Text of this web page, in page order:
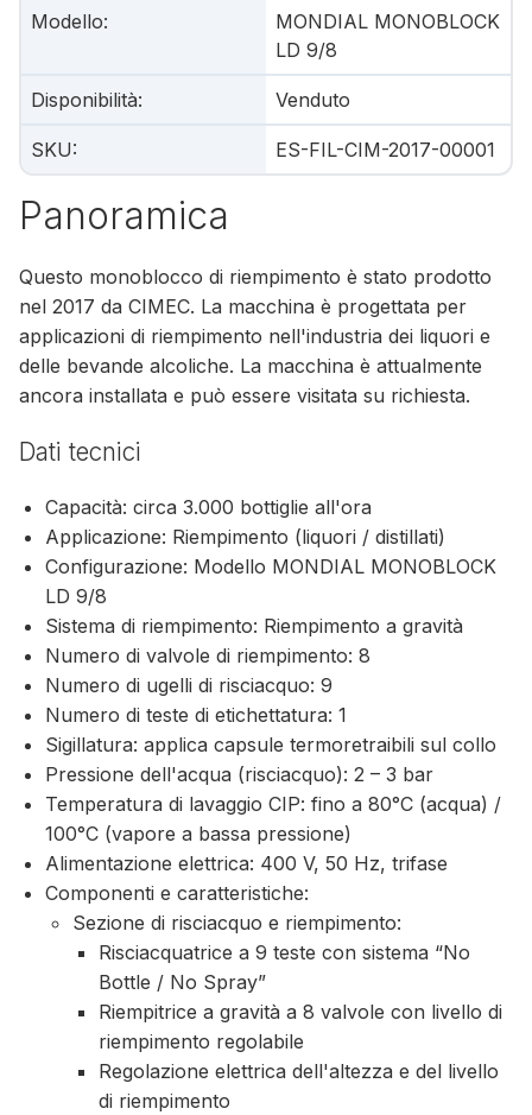
Modello:
MONDIAL MONOBLOCK
LD 9/8
Disponibilità: Venduto
SKU: ES-FIL-CIM-2017-00001
Panoramica
Questo monoblocco di riempimento è stato prodotto
nel 2017 da CIMEC. La macchina è progettata per
applicazioni di riempimento nell'industria dei liquori e
delle bevande alcoliche. La macchina è attualmente
ancora installata e può essere visitata su richiesta.
Dati tecnici
Capacità: circa 3.000 bottiglie all'ora
Applicazione: Riempimento (liquori / distillati)
Configurazione: Modello MONDIAL MONOBLOCK
LD 9/8
Sistema di riempimento: Riempimento a gravità
Numero di valvole di riempimento: 8
Numero di ugelli di risciacquo: 9
Numero di teste di etichettatura: 1
Sigillatura: applica capsule termoretraibili sul collo
Pressione dell'acqua (risciacquo): 2 – 3 bar
Temperatura di lavaggio CIP: fino a 80°C (acqua) /
100°C (vapore a bassa pressione)
Alimentazione elettrica: 400 V, 50 Hz, trifase
Componenti e caratteristiche:
Sezione di risciacquo e riempimento:
Risciacquatrice a 9 teste con sistema “No
Bottle / No Spray”
Riempitrice a gravità a 8 valvole con livello di
riempimento regolabile
Regolazione elettrica dell'altezza e del livello
di riempimento